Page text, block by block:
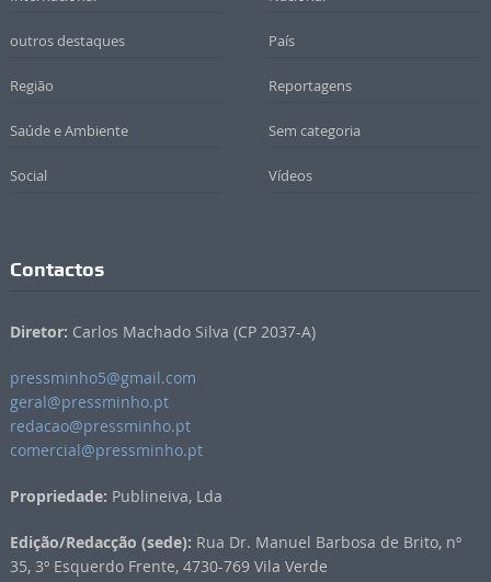
outros destaques País
Região Reportagens
Saúde e Ambiente Sem categoria
Social Vídeos
Contactos
Diretor: Carlos Machado Silva (CP 2037-A)
pressminho5@gmail.com
geral@pressminho.pt
redacao@pressminho.pt
comercial@pressminho.pt
Propriedade: Publineiva, Lda
Edição/Redacção (sede): Rua Dr. Manuel Barbosa de Brito, nº
35, 3º Esquerdo Frente, 4730-769 Vila Verde